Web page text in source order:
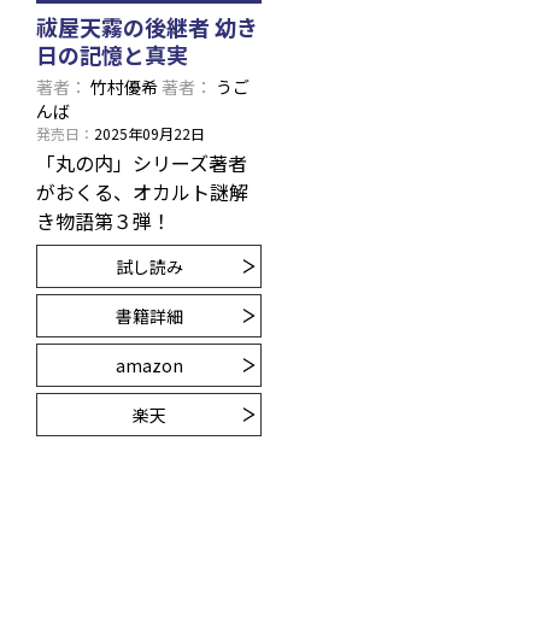
祓屋天霧の後継者 幼き
日の記憶と真実
著者 竹村優希著者
うご
んば
発売日 2025年09月22日
「丸の内」シリーズ著者
がおくる、オカルト謎解
き物語第３弾！
試し読み
書籍詳細
amazon
楽天